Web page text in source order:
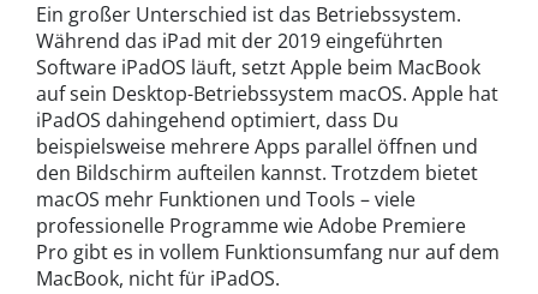
Ein großer Unterschied ist das Betriebssystem.
Während das iPad mit der 2019 eingeführten
Software iPadOS läuft, setzt Apple beim MacBook
auf sein Desktop-Betriebssystem macOS. Apple hat
iPadOS dahingehend optimiert, dass Du
beispielsweise mehrere Apps parallel öffnen und
den Bildschirm aufteilen kannst. Trotzdem bietet
macOS mehr Funktionen und Tools – viele
professionelle Programme wie Adobe Premiere
Pro gibt es in vollem Funktionsumfang nur auf dem
MacBook, nicht für iPadOS.